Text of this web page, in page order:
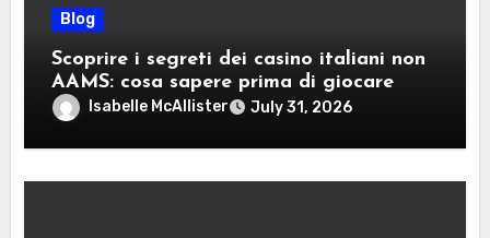
Blog
Scoprire i segreti dei casino italiani non
AAMS: cosa sapere prima di giocare
Isabelle McAllister July 31, 2026